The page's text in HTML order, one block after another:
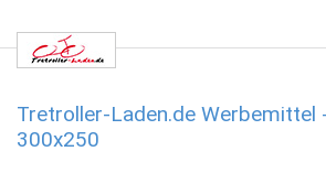
Tretroller-Laden.de Werbemittel
300x250